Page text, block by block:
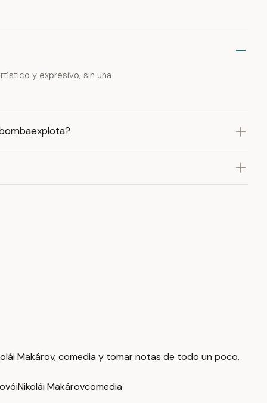
y expresivo, sin una
Makárov, comedia y tomar notas de todo un poco.
Nikolái Makárovcomedia